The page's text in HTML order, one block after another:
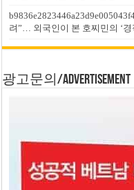
려”… 외국인이 본 호찌민의 ‘경
광고문의/Advertisement